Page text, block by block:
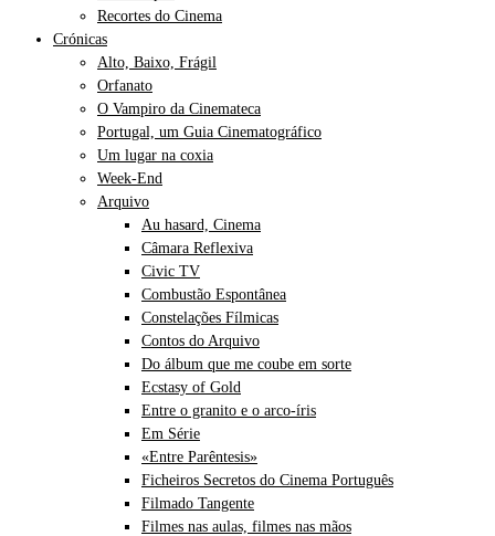
Recortes do Cinema
Crónicas
Alto, Baixo, Frágil
Orfanato
O Vampiro da Cinemateca
Portugal, um Guia Cinematográfico
Um lugar na coxia
Week-End
Arquivo
Au hasard, Cinema
Câmara Reflexiva
Civic TV
Combustão Espontânea
Constelações Fílmicas
Contos do Arquivo
Do álbum que me coube em sorte
Ecstasy of Gold
Entre o granito e o arco-íris
Em Série
«Entre Parêntesis»
Ficheiros Secretos do Cinema Português
Filmado Tangente
Filmes nas aulas, filmes nas mãos